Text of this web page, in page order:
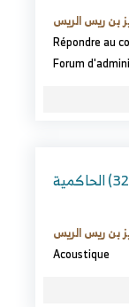
بن ريس الريس
Répondre au
Forum
بن ريس الريس
Acoustique